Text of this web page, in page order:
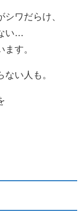
ワだらけ、
い…
す。
い人も。